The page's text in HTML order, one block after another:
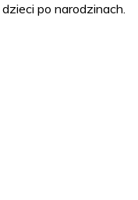
po narodzinach.